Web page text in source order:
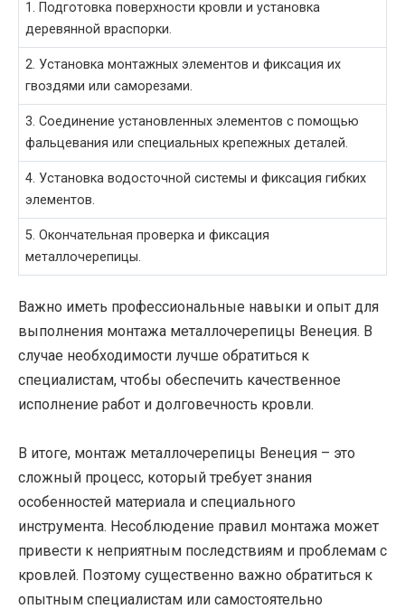
1. Подготовка поверхности кровли и установка
деревянной враспорки.
2. Установка монтажных элементов и фиксация их
гвоздями или саморезами.
3. Соединение установленных элементов с помощью
фальцевания или специальных крепежных деталей.
4. Установка водосточной системы и фиксация гибких
элементов.
5. Окончательная проверка и фиксация
металлочерепицы.
Важно иметь профессиональные навыки и опыт для
выполнения монтажа металлочерепицы Венеция. В
случае необходимости лучше обратиться к
специалистам, чтобы обеспечить качественное
исполнение работ и долговечность кровли.
В итоге, монтаж металлочерепицы Венеция – это
сложный процесс, который требует знания
особенностей материала и специального
инструмента. Несоблюдение правил монтажа может
привести к неприятным последствиям и проблемам с
кровлей. Поэтому существенно важно обратиться к
опытным специалистам или самостоятельно